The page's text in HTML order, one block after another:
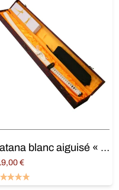
Katana blanc aiguisé « Neige éternelle » maru 1045
€
au panier